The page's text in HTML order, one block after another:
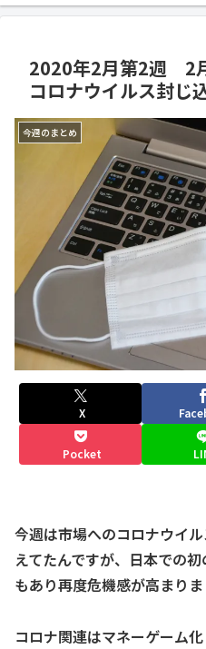
2020年2月第2週 2
コロナウイルス封じ
今週のまとめ
X
Pocket
今週は市場へのコロナウイ
えてたんですが、日本での
もあり再度危機感が高まりま
コロナ関連はマネーゲーム